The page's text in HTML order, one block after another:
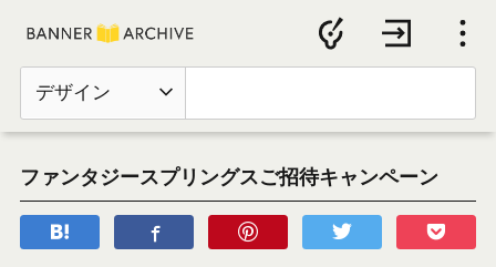
デザイン
ファンタジースプリングスご招待キャンペーン